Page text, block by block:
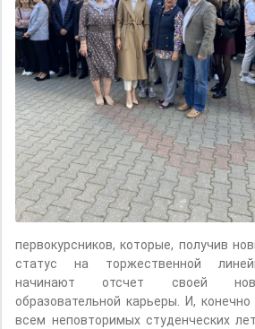
первокурсников, которые, получив
статус на торжественной
начинают отсчет своей
образовательной карьеры. И,
всем неповторимых студенческих